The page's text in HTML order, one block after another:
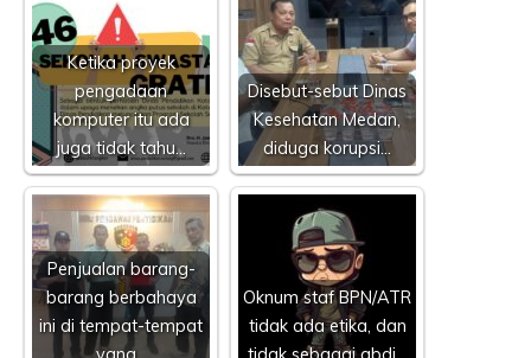
Ketika proyek
pengadaan
komputer itu ada
juga tidak tahu…
Disebut-sebut Dinas
Kesehatan Medan,
diduga korupsi…
Penjualan barang-
barang berbahaya
ini di tempat-tempat
Oknum staf BPN/ATR
tidak ada etika, dan